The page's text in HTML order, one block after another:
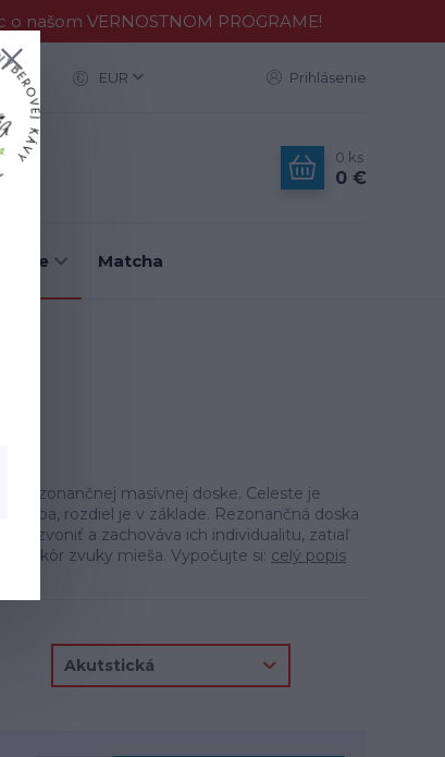
našom VERNOSTNOM PROGRAME!
EUR Prihlásenie
0 ks
0 €
Matcha
rezonančnej masívnej doske. Celeste je
rozdiel je v základe. Rezonančná doska
zvoniť a zachováva ich individualitu, zatiaľ
skôr zvuky mieša. Vypočujte si: celý popis